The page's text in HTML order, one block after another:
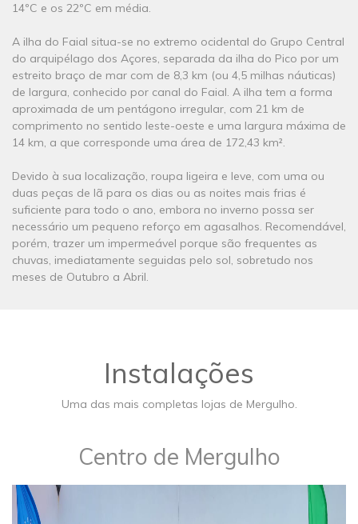
14ºC e os 22ºC em média.
A ilha do Faial situa-se no extremo ocidental do Grupo Central
do arquipélago dos Açores, separada da ilha do Pico por um
estreito braço de mar com de 8,3 km (ou 4,5 milhas náuticas)
de largura, conhecido por canal do Faial. A ilha tem a forma
aproximada de um pentágono irregular, com 21 km de
comprimento no sentido leste-oeste e uma largura máxima de
14 km, a que corresponde uma área de 172,43 km².
Devido à sua localização, roupa ligeira e leve, com uma ou
duas peças de lã para os dias ou as noites mais frias é
suficiente para todo o ano, embora no inverno possa ser
necessário um pequeno reforço em agasalhos. Recomendável,
porém, trazer um impermeável porque são frequentes as
chuvas, imediatamente seguidas pelo sol, sobretudo nos
meses de Outubro a Abril.
Instalações
Uma das mais completas lojas de Mergulho.
​Centro de Mergulho